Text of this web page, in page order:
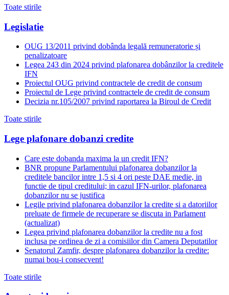
Toate stirile
Legislatie
OUG 13/2011 privind dobânda legală remuneratorie și
penalizatoare
Legea 243 din 2024 privind plafonarea dobânzilor la creditele
IFN
Proiectul OUG privind contractele de credit de consum
Proiectul de Lege privind contractele de credit de consum
Decizia nr.105/2007 privind raportarea la Biroul de Credit
Toate stirile
Lege plafonare dobanzi credite
Care este dobanda maxima la un credit IFN?
BNR propune Parlamentului plafonarea dobanzilor la
creditele bancilor intre 1,5 si 4 ori peste DAE medie, in
functie de tipul creditului; in cazul IFN-urilor, plafonarea
dobanzilor nu se justifica
Legile privind plafonarea dobanzilor la credite si a datoriilor
preluate de firmele de recuperare se discuta in Parlament
(actualizat)
Legea privind plafonarea dobanzilor la credite nu a fost
inclusa pe ordinea de zi a comisiilor din Camera Deputatilor
Senatorul Zamfir, despre plafonarea dobanzilor la credite:
numai bou-i consecvent!
Toate stirile